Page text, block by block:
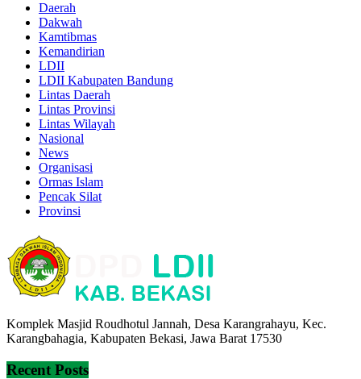
Daerah
Dakwah
Kamtibmas
Kemandirian
LDII
LDII Kabupaten Bandung
Lintas Daerah
Lintas Provinsi
Lintas Wilayah
Nasional
News
Organisasi
Ormas Islam
Pencak Silat
Provinsi
Komplek Masjid Roudhotul Jannah, Desa Karangrahayu, Kec.
Karangbahagia, Kabupaten Bekasi, Jawa Barat 17530
Recent Posts